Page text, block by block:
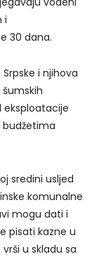
i
30 dana.
i njihova
budžetima
sredini usljed
komunalne
mogu dati i
pisati kazne u
u skladu sa